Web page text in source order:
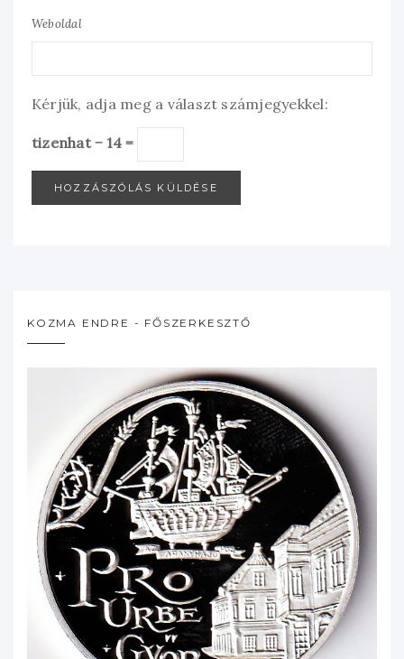
Weboldal
Kérjük, adja meg a választ számjegyekkel:
tizenhat − 14 =
KOZMA ENDRE - FŐSZERKESZTŐ